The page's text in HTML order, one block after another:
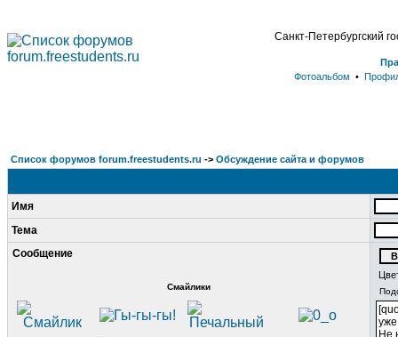
Санкт-Петербургский
Фотоальбом •
Список форумов forum.freestudents.ru -> Обсуждение сайта и форумов
Имя
Тема
Сообщение
Смайлики